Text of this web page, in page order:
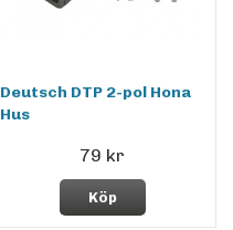
Deutsch DTP 2-pol Hona
Hus
79 kr
Köp